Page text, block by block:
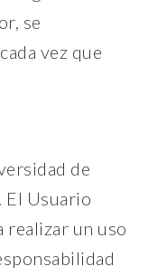
se
vez que
de
El Usuario
realizar un uso